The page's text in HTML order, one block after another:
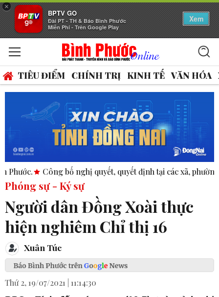
×
BPTV GO
Đài PT - TH & Báo Bình Phước
Miễn Phí - Trên Google Play
Xem
TIÊU ĐIỂM CHÍNH TRỊ KINH TẾ VĂN HÓA
nghị quyết, quyết định tại các xã, phường. ASEAN thúc
Phóng sự - Ký sự
Người dân Đồng Xoài thực
hiện nghiêm Chỉ thị 16
Xuân Túc
Thứ 2, 19/07/2021 | 11:14:30